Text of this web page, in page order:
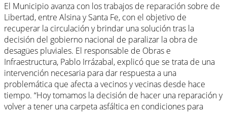
El Municipio avanza con los trabajos de reparación sobre de
Libertad, entre Alsina y Santa Fe, con el objetivo de
recuperar la circulación y brindar una solución tras la
decisión del gobierno nacional de paralizar la obra de
desagües pluviales. El responsable de Obras e
Infraestructura, Pablo Irrázabal, explicó que se trata de una
intervención necesaria para dar respuesta a una
problemática que afecta a vecinos y vecinas desde hace
tiempo. “Hoy tomamos la decisión de hacer una reparación y
volver a tener una carpeta asfáltica en condiciones para